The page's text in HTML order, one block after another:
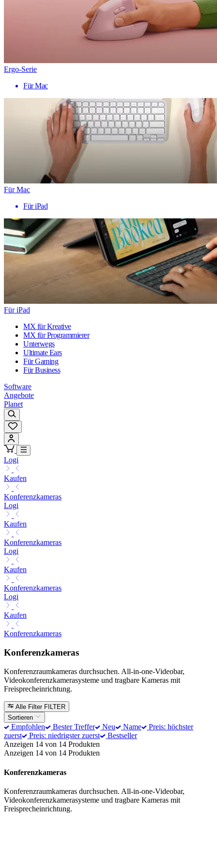
Ergo-Serie
Für Mac
Für Mac
Für iPad
Für iPad
MX für Kreative
MX für Programmierer
Unterwegs
Ultimate Ears
Für Gaming
Für Business
Software
Angebote
Planet
Logi
Kaufen
Konferenzkameras
Logi
Kaufen
Konferenzkameras
Logi
Kaufen
Konferenzkameras
Logi
Kaufen
Konferenzkameras
Konferenzkameras
Konferenzraumkameras durchsuchen. All-in-one-Videobar,
Videokonferenzkamerasysteme und tragbare Kameras mit
Freisprecheinrichtung.
Alle Filter FILTER
Sortieren
Empfohlen Bester Treffer Neu Name
Preis: höchster
zuerst
Preis: niedrigster zuerst
Bestseller
Anzeigen 14 von 14 Produkten
Anzeigen 14 von 14 Produkten
Konferenzkameras
Konferenzraumkameras durchsuchen. All-in-one-Videobar,
Videokonferenzkamerasysteme und tragbare Kameras mit
Freisprecheinrichtung.